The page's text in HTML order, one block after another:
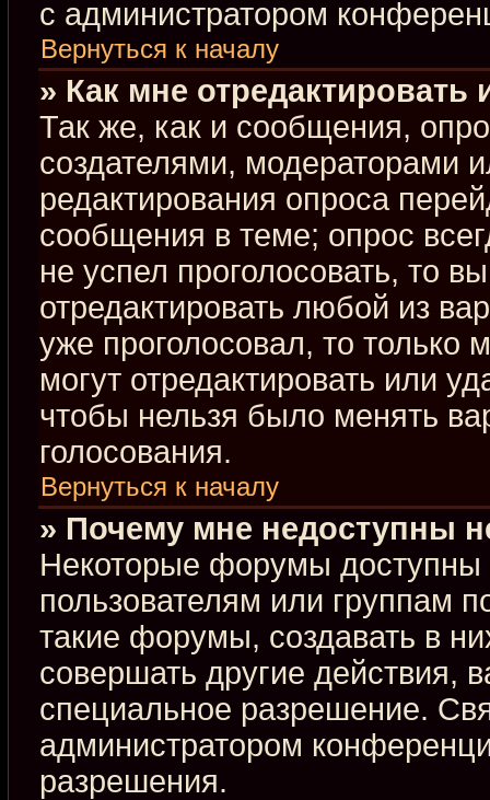
с администратором
Вернуться к началу
» Как мне отредактировать
Так же, как и сообщения,
создателями, модераторами
редактирования опроса
сообщения в теме; опрос
не успел проголосовать, то
отредактировать любой из
уже проголосовал, то
могут отредактировать или
чтобы нельзя было менять
голосования.
Вернуться к началу
» Почему мне недоступны
Некоторые форумы доступны
пользователям или группам
такие форумы, создавать в
совершать другие действия,
специальное разрешение.
администратором
разрешения.